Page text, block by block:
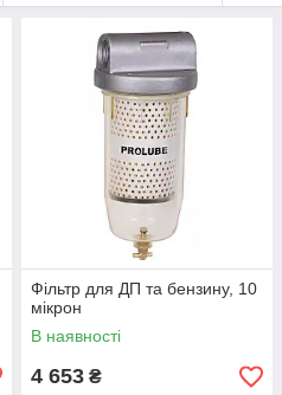
Фільтр для ДП та бензину, 10
мікрон
В наявності
4 653 ₴